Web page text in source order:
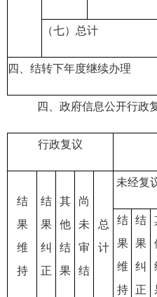
（七）总计
四、结转下年度继续办理
四、政府信息公开行政
行政复议
结
果
维
持
结
果
纠
正
其
他
结
果
尚
未
审
结
总
计
未经复
结
果
维
持
结
果
纠
正